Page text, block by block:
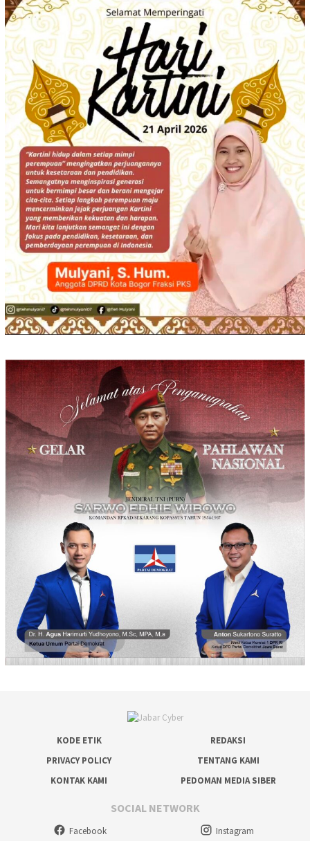
KODE ETIK
REDAKSI
PRIVACY POLICY
TENTANG KAMI
KONTAK KAMI
PEDOMAN MEDIA SIBER
SOCIAL NETWORK
Facebook Instagram